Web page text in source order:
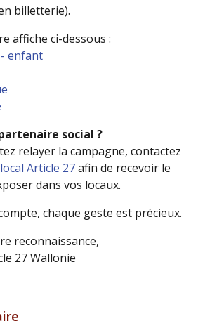
billetterie).
affiche ci-dessous :
enfant
social ?
relayer la campagne, contactez
Article 27afin de recevoir le
dans vos locaux.
chaque geste est précieux.
reconnaissance,
27 Wallonie